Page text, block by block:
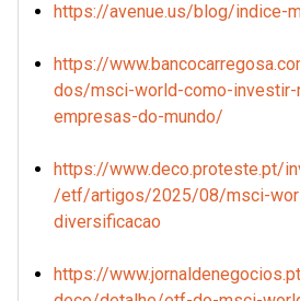
https://avenue.us/blog/indice-
https://
dos/msci-world-como-investir-
empresas-do-mundo/
https://www.deco.proteste.pt/
/etf/artigos/2025/08/msci-
diversificacao
https://